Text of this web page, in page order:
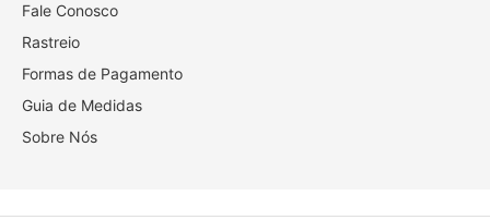
Fale Conosco
Rastreio
Formas de Pagamento
Guia de Medidas
Sobre Nós